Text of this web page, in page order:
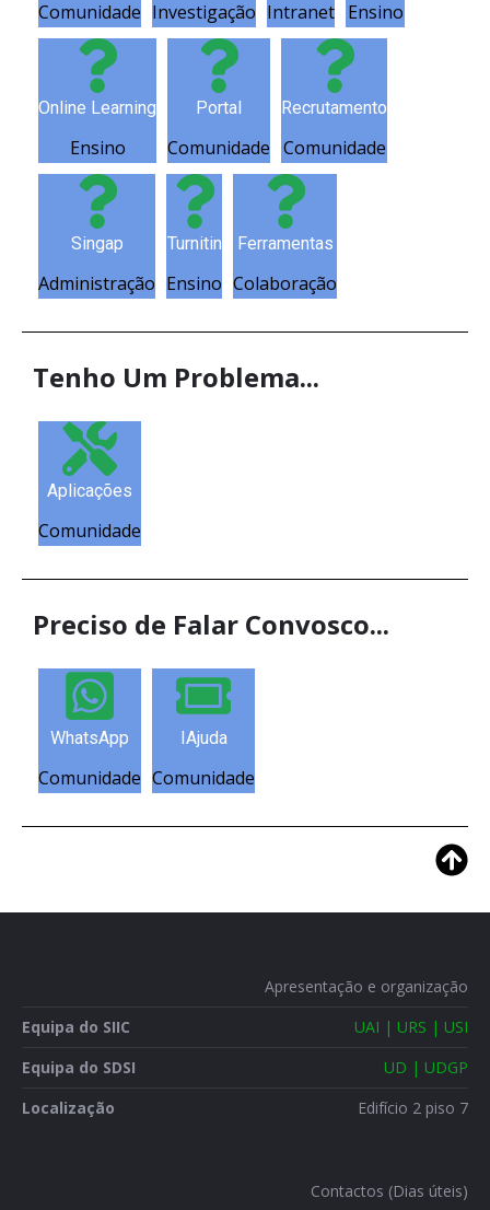
Comunidade Investigação Intranet Ensino
Online Learning
Ensino
Portal
Comunidade
Recrutamento
Comunidade
Singap
Administração
Turnitin
Ensino
Ferramentas
Colaboração
Tenho Um Problema...
Aplicações
Comunidade
Preciso de Falar Convosco...
WhatsApp
Comunidade
IAjuda
Comunidade
Apresentação e organização
Equipa do SIIC
UAI | URS | USI
Equipa do SDSI
UD | UDGP
Localização
Edifício 2 piso 7
Contactos (Dias úteis)